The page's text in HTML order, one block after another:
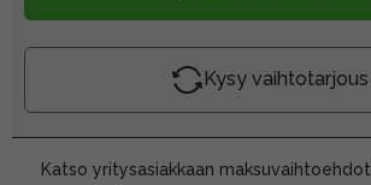
Kysy vaihtotarjous
Katso yritysasiakkaan maksuvaihtoehdot